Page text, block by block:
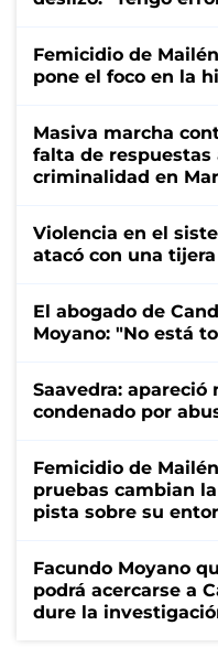
Femicidio de
pone el foco en la
Masiva marcha
falta de respuestas
criminalidad en
Violencia en el
atacó con una
El abogado de
Moyano: "No está
Saavedra:
condenado por
Femicidio de
pruebas cambian
pista sobre su
Facundo Moyano
podrá acercarse a
dure la